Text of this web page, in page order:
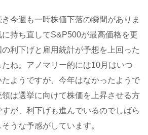
今週も一時株価下落の瞬間がありま
に持ち直してS&P500が最高価格を更
利下げと雇用統計が予想を上回った
ね。アノマリー的には10月はいつ
ようですが、今年はなかったようで
は選挙に向けて株価を上昇させる方
が、利下げも進んでいるのでしばら
うな予感がしています。